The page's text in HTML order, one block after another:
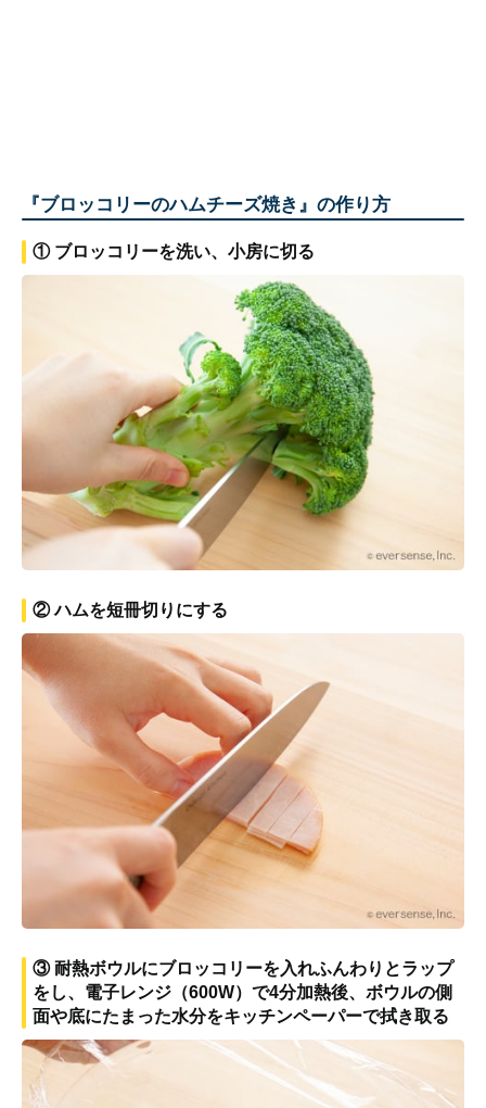
『ブロッコリーのハムチーズ焼き』の作り方
① ブロッコリーを洗い、小房に切る
② ハムを短冊切りにする
③ 耐熱ボウルにブロッコリーを入れふんわりとラップ
をし、電子レンジ（600W）で4分加熱後、ボウルの側
面や底にたまった水分をキッチンペーパーで拭き取る